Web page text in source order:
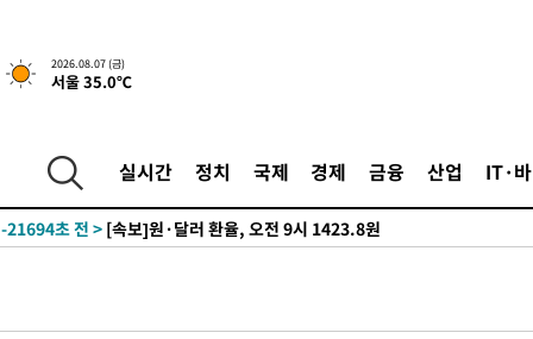
2026.08.07 (금)
서울 35.0℃
실시간 정치 국제 경제 금융 산업 IT·
-25101초 전 >민주 콩고 에볼라환자 4천명 돌파, 4053명 발생 1850명 사망
-24351초 전 >[속보]'300억원대 사기 혐의' 차가원 대표 구속 송치
-22058초 전 >
-21939초 전 >
[속보]합수본, '투표율 허위 입력' 중앙·서울·경기도 선관위
압수수색
-21694초 전 > [속보]원·달러 환율, 오전 9시 1423.8원
-21490초 전 >[속보]삼성전자·SK하이닉스 동반 강보합…1%대 상승 출발